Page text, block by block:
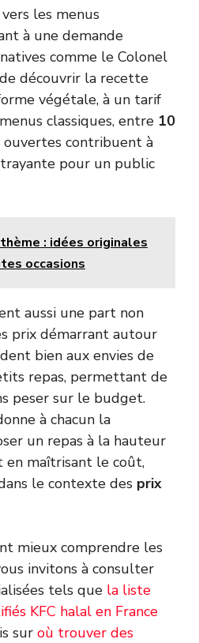
vers les menus
à une demande
comme le Colonel
découvrir la recette
végétale, à un tarif
classiques, entre 10
ouvertes contribuent à
pour un public
: idées originales
occasions
aussi une part non
prix démarrant autour
bien aux envies de
repas, permettant de
peser sur le budget.
à chacun la
un repas à la hauteur
maîtrisant le coût,
le contexte des prix
mieux comprendre les
invitons à consulter
tels que la liste
KFC halal en France
sur où trouver des